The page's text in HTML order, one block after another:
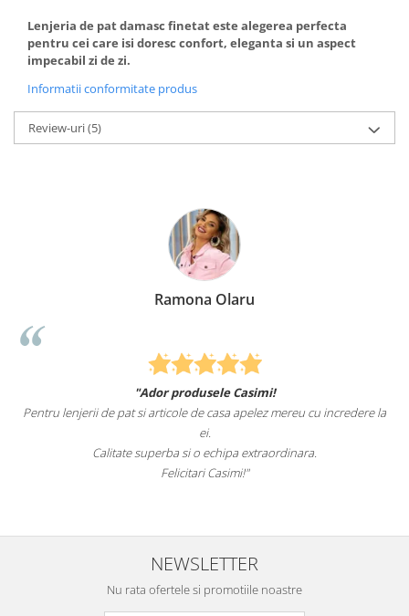
Lenjeria de pat damasc finetat este alegerea perfecta
pentru cei care isi doresc confort, eleganta si un aspect
impecabil zi de zi.
Informatii conformitate produs
Review-uri(5)
Ramona Olaru
"Ador produsele Casimi!
Pentru lenjerii de pat si articole de casa apelez mereu cu incredere la
ei.
Calitate superba si o echipa extraordinara.
Felicitari Casimi!"
NEWSLETTER
Nu rata ofertele si promotiile noastre